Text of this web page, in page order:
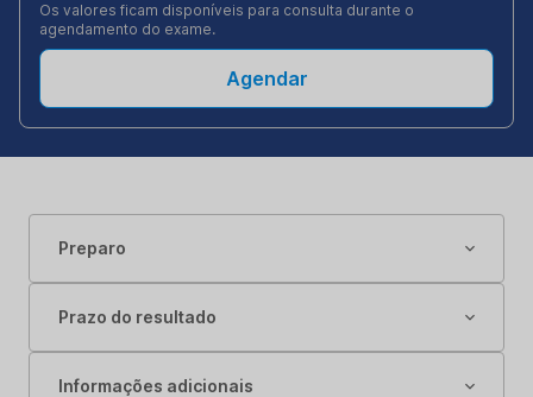
Os valores ficam disponíveis para consulta durante o
agendamento do exame.
Agendar
Preparo
Prazo do resultado
Informações adicionais